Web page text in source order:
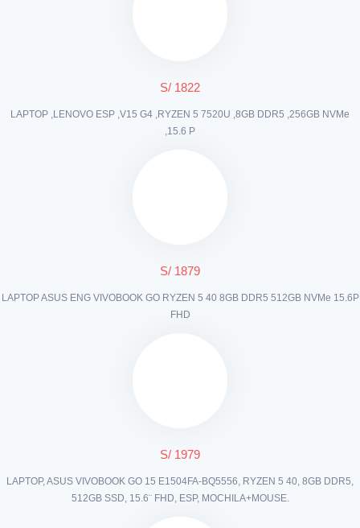
S/ 1822
LAPTOP ,LENOVO ESP ,V15 G4 ,RYZEN 5 7520U ,8GB DDR5 ,256GB NVMe
,15.6 P
S/ 1879
LAPTOP ASUS ENG VIVOBOOK GO RYZEN 5 40 8GB DDR5 512GB NVMe 15.6P
FHD
S/ 1979
LAPTOP, ASUS VIVOBOOK GO 15 E1504FA-BQ5556, RYZEN 5 40, 8GB DDR5,
512GB SSD, 15.6¨ FHD, ESP, MOCHILA+MOUSE.